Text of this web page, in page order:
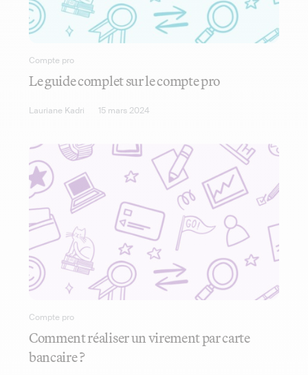
Compte pro
Le guide complet sur le compte pro
Lauriane Kadri 15 mars 2024
Compte pro
Comment réaliser un virement par carte
bancaire ?